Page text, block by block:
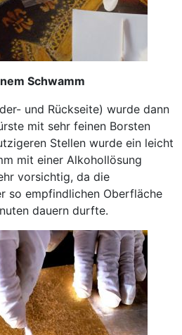
Schwamm
und Rückseite) wurde dann
mit sehr feinen Borsten
Stellen wurde ein leicht
mit einer Alkohollösung
vorsichtig, da die
so empfindlichen Oberfläche
dauern durfte.